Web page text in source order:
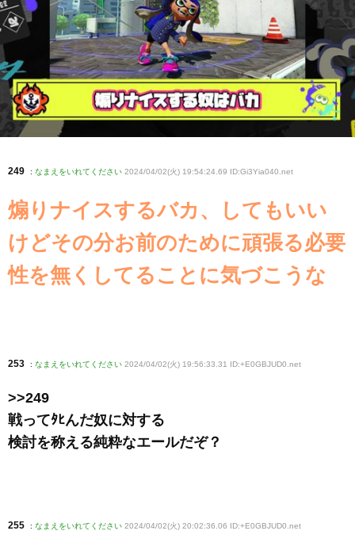
249 : なまえをいれてください 2024/04/02(火) 19:54:24.69 ID:Gi3Yia040 .net
煽りナイスするバカ、してもいい
けどその分お前のために頑張る必要
性を無くしてることに気づこうな
253 : なまえをいれてください 2024/04/02(火) 19:56:33.31 ID:+E0GBJUD0 .net
>>249
戦ってﾀﾋんだ奴に対する
検討を称える純粋なエールだぞ？
255 : なまえをいれてください 2024/04/02(火) 20:02:36.06 ID:+E0GBJUD0.net